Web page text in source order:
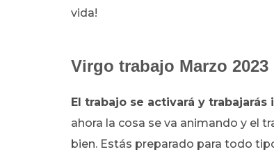
vida!
Virgo trabajo Marzo 2023
El trabajo se activará y trabajarás
ahora la cosa se va animando y el
bien. Estás preparado para todo